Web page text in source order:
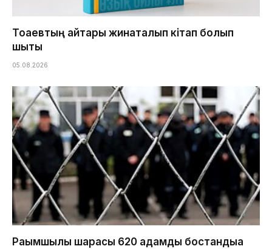
Тоқаевтың айтқары жинақталып кітап болып
шықты
05.08.2026
Рақымшылық шарасы 620 адамды бостандыққа